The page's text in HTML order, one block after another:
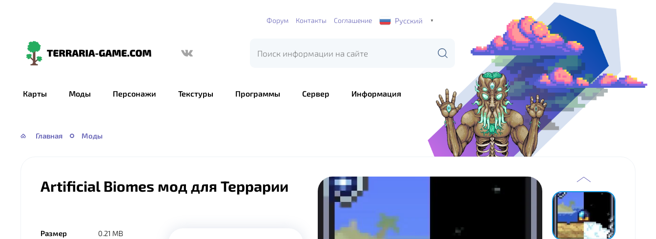
Форум Контакты Соглашение Русский ▼
Terraria-
Карты Моды Персонажи Текстуры Программы Сервер Информация
Главная Моды
Artificial Biomes мод для Террарии
Размер
0.21 MB